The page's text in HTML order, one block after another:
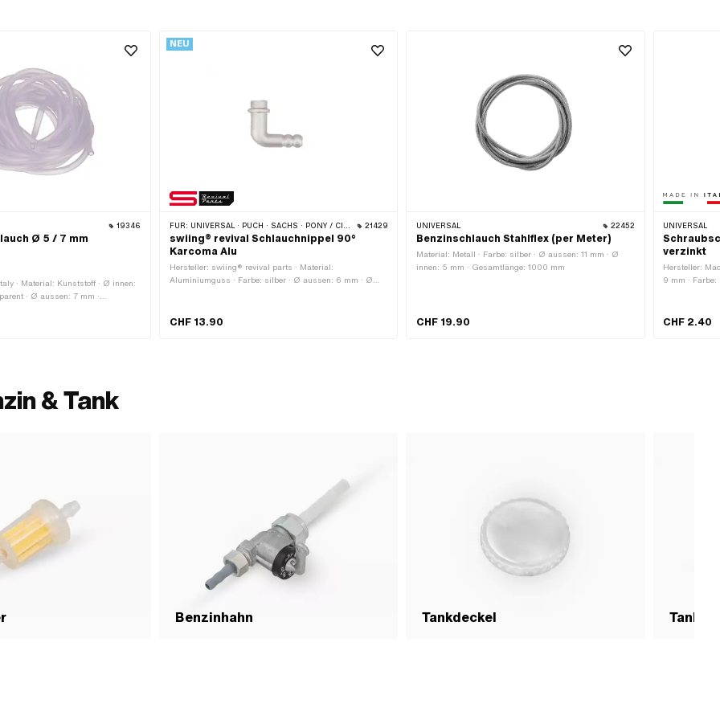
19346
Ø 5 / 7 mm
· Material: Kunststoff · Ø innen:
· Ø aussen: 7 mm ·
NEU
FÜR: UNIVERSAL · PUCH · SACHS · PONY / CILO (BETA 521 & 512) 21429
swiing® revival Schlauchnippel 90°
Karcoma Alu
Hersteller: swiing® revival parts · Material:
Aluminiumguss · Farbe: silber · Ø aussen: 6 mm · Ø
CHF 13.90
UNIVERSAL 22452
Benzinschlauch Stahlflex (per Meter)
Material: Metall · Farbe: silber · Ø aussen: 11 mm · Ø
innen: 5 mm · Gesamtlänge: 1000 mm
CHF 19.90
UNIVERSAL
verzinkt
Hersteller:
9 mm ·
CHF 2.40
& Tank
Benzinhahn Tankdeckel Tank &